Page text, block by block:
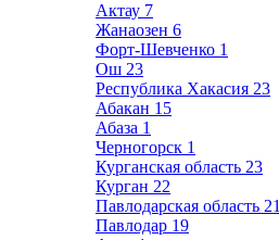
Актау 7
Жанаозен 6
Форт-Шевченко 1
Ош 23
Республика Хакасия 23
Абакан 15
Абаза 1
Черногорск 1
Курганская область 23
Курган 22
Павлодарская область 21
Павлодар 19